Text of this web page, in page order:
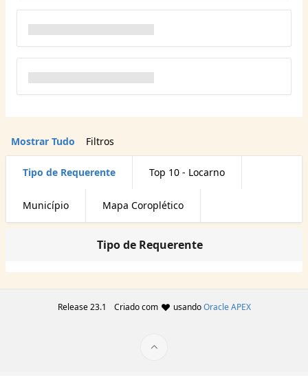
Mostrar Tudo Filtros
Tipo de Requerente Top 10 - Locarno
Município Mapa Coroplético
Tipo de Requerente
Release 23.1 Criado com usandoOracle APEX